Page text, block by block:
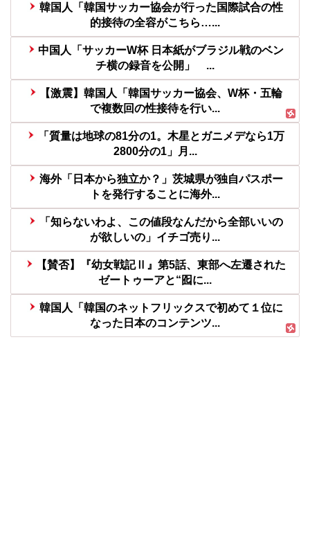
韓国人「韓国サッカー協会が行った国際試合の性
的接待の全容がこちら…...
中国人「サッカーW杯 日本紙がブラジル戦のベン
チ横の録音を公開」 ...
【激震】韓国人「韓国サッカー協会、W杯・五輪
で複数回の性接待を行い...
「質量は地球の81分の1。木星とガニメデなら1万
2800分の1」月...
海外「日本から独立か？」茨城県が独自パスポー
トを発行することに海外...
「知らないわよ、この値段なんだから全部いいの
が欲しいの」イチゴ売り...
【賛否】『幼女戦記Ⅱ』第5話、東部へ左遷された
ゼートゥーアと“囮に...
韓国人「韓国のネットフリックスで初めて１位に
なった日本のコンテンツ...